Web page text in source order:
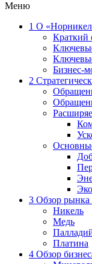
Меню
1 О
Краткий
Бизнес-
2
3 Обзор рынка
Никель
Медь
Платина
4 Обзор